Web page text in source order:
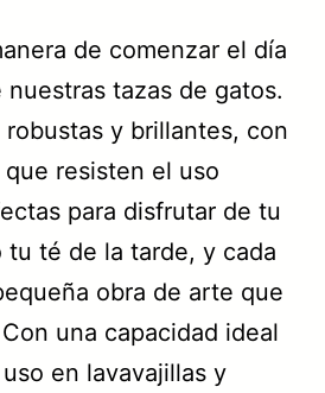
de comenzar el día
tazas de gatos.
robustas y brillantes, con
resisten el uso
para disfrutar de tu
tu té de la tarde, y cada
obra de arte que
una capacidad ideal
en lavavajillas y